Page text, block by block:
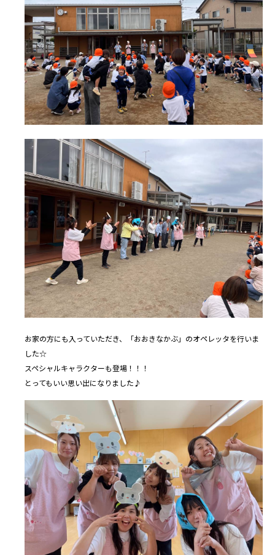
お家の方にも入っていただき、「おおきなかぶ」のオペレッタを行いま
した☆
スペシャルキャラクターも登場！！！
とってもいい思い出になりました♪